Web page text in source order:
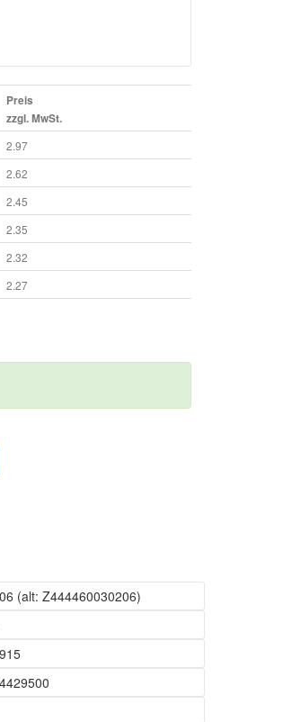
Preis
zzgl. MwSt.
2.97
2.62
2.45
2.35
2.32
2.27
(alt: Z444460030206)